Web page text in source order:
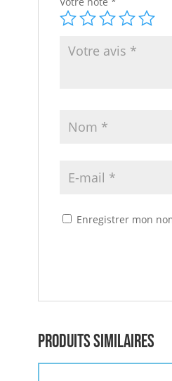
Enregistrer mon
Produits similaires